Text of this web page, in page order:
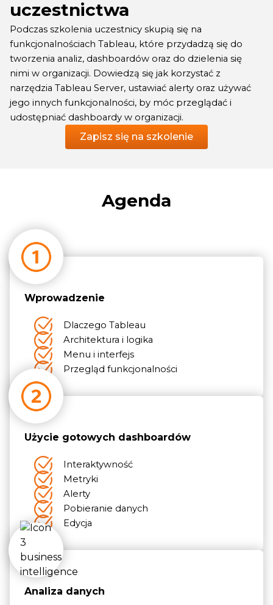
uczestnictwa
Podczas szkolenia uczestnicy skupią się na
funkcjonalnościach Tableau, które przydadzą się do
tworzenia analiz, dashboardów oraz do dzielenia się
nimi w organizacji. Dowiedzą się jak korzystać z
narzędzia Tableau Server, ustawiać alerty oraz używać
jego innych funkcjonalności, by móc przeglądać i
udostępniać dashboardy w organizacji.
Zapisz się na szkolenie
Agenda
Wprowadzenie
Dlaczego Tableau
Architektura i logika
Menu i interfejs
Przegląd funkcjonalności
Użycie gotowych dashboardów
Interaktywność
Metryki
Alerty
Pobieranie danych
Edycja
Analiza danych